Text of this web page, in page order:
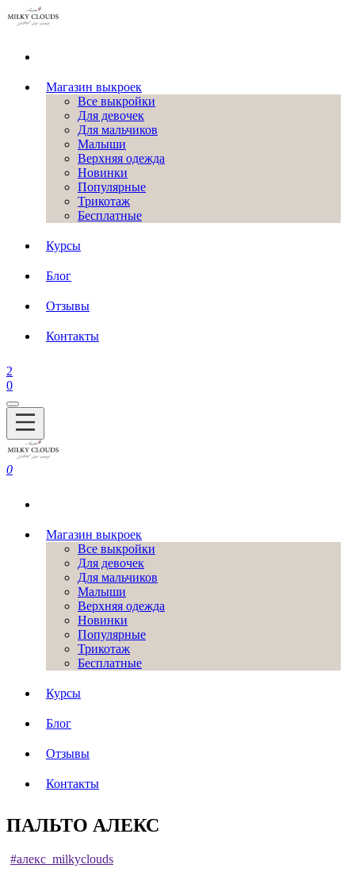
Магазин выкроек
Все выкройки
Для девочек
Для мальчиков
Малыши
Верхняя одежда
Новинки
Популярные
Трикотаж
Бесплатные
Курсы
Блог
Отзывы
Контакты
2
0
0
Магазин выкроек
Все выкройки
Для девочек
Для мальчиков
Малыши
Верхняя одежда
Новинки
Популярные
Трикотаж
Бесплатные
Курсы
Блог
Отзывы
Контакты
ПАЛЬТО АЛЕКС
#алекс_milkyclouds